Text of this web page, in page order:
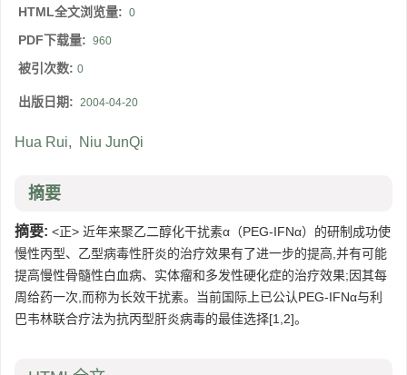
HTML全文浏览量: 0
PDF下载量: 960
被引次数: 0
出版日期: 2004-04-20
Hua Rui, Niu JunQi
摘要
摘要: <正> 近年来聚乙二醇化干扰素α（PEG-IFNα）的研制成功使
慢性丙型、乙型病毒性肝炎的治疗效果有了进一步的提高,并有可能
提高慢性骨髓性白血病、实体瘤和多发性硬化症的治疗效果;因其每
周给药一次,而称为长效干扰素。当前国际上已公认PEG-IFNα与利
巴韦林联合疗法为抗丙型肝炎病毒的最佳选择[1,2]。